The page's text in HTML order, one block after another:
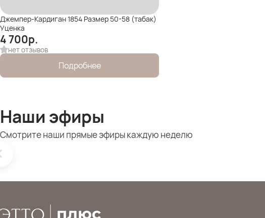
Джемпер-Кардиган 1854 Размер 50-58 (табак)
Уценка
4 700р.
нет отзывов
Подробнее
Наши эфиры
Смотрите наши прямые эфиры каждую неделю